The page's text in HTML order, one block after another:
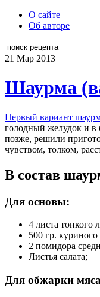
О сайте
Об авторе
21 Мар 2013
Шаурма
Первый вариант
голодный желудок и
позже, решили
чувством, толком,
В состав
Для основы:
4 листа тонкого
500 гр.
2 помидора
Листья салата;
Для обжарки